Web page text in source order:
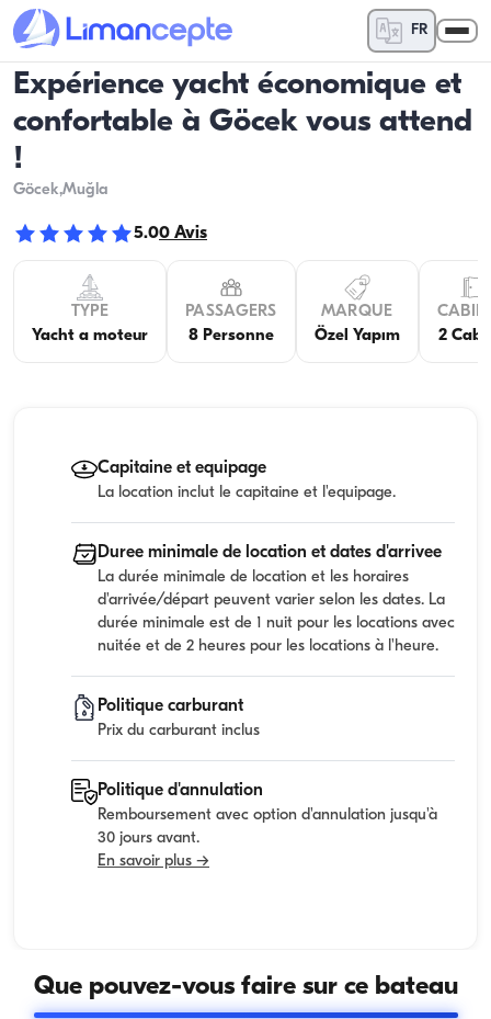
FR
Expérience yacht économique et
confortable à Göcek vous attend
!
Göcek,Muğla
5.00 Avis
TYPE
Yacht a moteur
PASSAGERS
8 Personne
MARQUE
Özel Yapım
2
Capitaine et equipage
La location inclut le capitaine et l'equipage.
Duree minimale de location et dates d'arrivee
La durée minimale de location et les horaires
d'arrivée/départ peuvent varier selon les dates. La
durée minimale est de 1 nuit pour les locations avec
nuitée et de 2 heures pour les locations à l'heure.
Politique carburant
Prix du carburant inclus
Politique d'annulation
Remboursement avec option d'annulation jusqu'à
30 jours avant.
En savoir plus →
Que pouvez-vous faire sur ce bateau